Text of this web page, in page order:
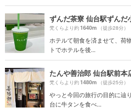
ずんだ茶寮 仙台駅ずんだ
梵くらより約1640m （徒歩28分）
ホテルて朝食を済ませて、荷
トでホテルを後...
たんや善治郎 仙台駅前本
梵くらより約1480m （徒歩25分）
やっと今回の旅行の目的に辿
台に牛タンを食べ...